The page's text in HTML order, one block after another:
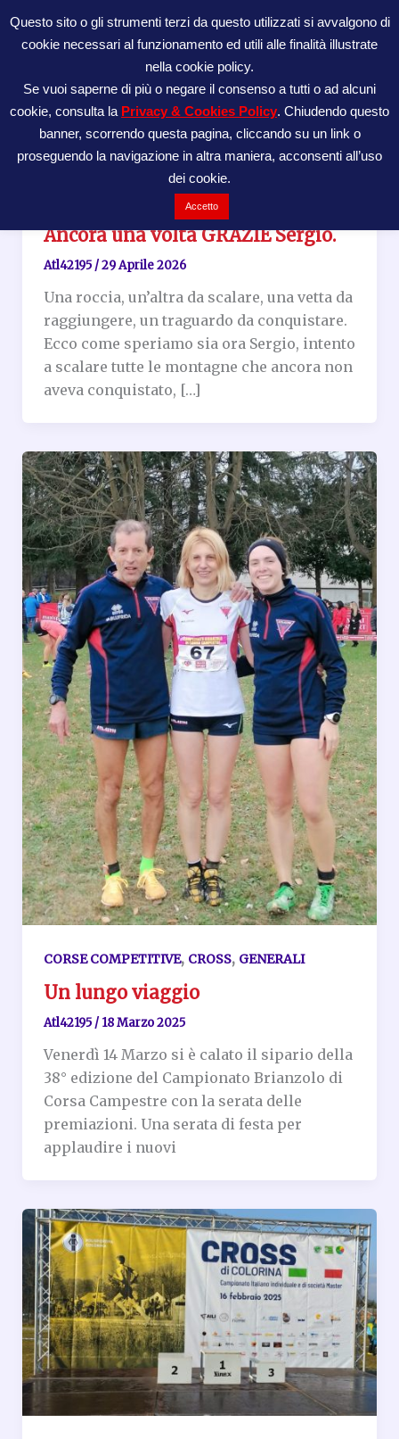
ATL42195
Ancora una volta GRAZIE Sergio.
Atl42195 /29 Aprile 2026
Una roccia, un’altra da scalare, una vetta da
raggiungere, un traguardo da conquistare.
Ecco come speriamo sia ora Sergio, intento
a scalare tutte le montagne che ancora non
aveva conquistato, […]
CORSE COMPETITIVE, CROSS, GENERALI
Un lungo viaggio
Atl42195 / 18 Marzo 2025
Venerdì 14 Marzo si è calato il sipario della
38° edizione del Campionato Brianzolo di
Corsa Campestre con la serata delle
premiazioni. Una serata di festa per
applaudire i nuovi
Questo sito o gli strumenti terzi da questo utilizzati si avvalgono di
cookie necessari al funzionamento ed utili alle finalità illustrate
nella cookie policy.
Se vuoi saperne di più o negare il consenso a tutti o ad alcuni
cookie, consulta la Privacy & Cookies Policy. Chiudendo questo
banner, scorrendo questa pagina, cliccando su un link o
proseguendo la navigazione in altra maniera, acconsenti all’uso
dei cookie.
Accetto